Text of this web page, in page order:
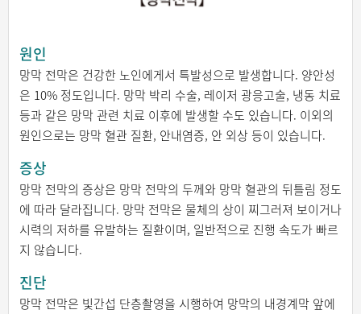
원인
망막 전막은 건강한 노인에게서 특발성으로 발생합니다. 양안성
은 10% 정도입니다. 망막 박리 수술, 레이저 광응고술, 냉동 치료
등과 같은 망막 관련 치료 이후에 발생할 수도 있습니다. 이외의
원인으로는 망막 혈관 질환, 안내염증, 안 외상 등이 있습니다.
증상
망막 전막의 증상은 망막 전막의 두께와 망막 혈관의 뒤틀림 정도
에 따라 달라집니다. 망막 전막은 물체의 상이 찌그러져 보이거나
시력의 저하를 유발하는 질환이며, 일반적으로 진행 속도가 빠르
지 않습니다.
진단
망막 전막은 빛간섭 단층촬영을 시행하여 망막의 내경계막 앞에